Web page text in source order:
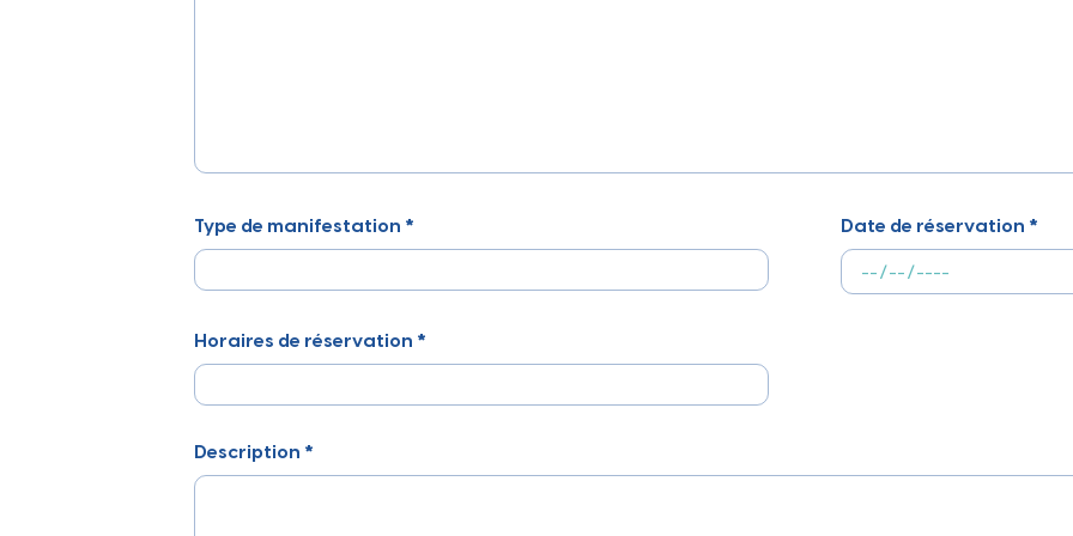
Type de manifestation * Date de réservation *
Horaires de réservation *
Description *